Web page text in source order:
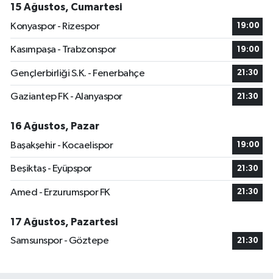
15 Ağustos, Cumartesi
Konyaspor - Rizespor
19:00
Kasımpaşa - Trabzonspor 19:00
Gençlerbirliği S.K. - Fenerbahçe 21:30
Gaziantep FK - Alanyaspor 21:30
16 Ağustos, Pazar
Başakşehir - Kocaelispor
19:00
Beşiktaş - Eyüpspor 21:30
Amed - Erzurumspor FK 21:30
17 Ağustos, Pazartesi
Samsunspor - Göztepe
21:30